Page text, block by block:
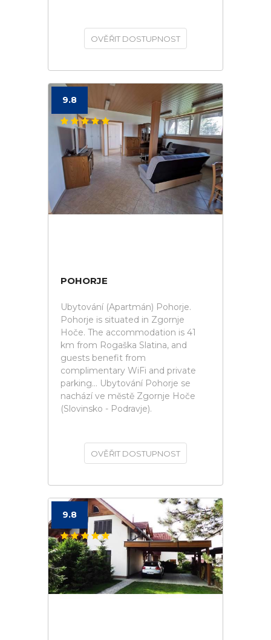
OVĚŘIT DOSTUPNOST
9.8
POHORJE
Ubytování (Apartmán) Pohorje.
Pohorje is situated in Zgornje
Hoče. The accommodation is 41
km from Rogaška Slatina, and
guests benefit from
complimentary WiFi and private
parking... Ubytování Pohorje se
nachází ve městě Zgornje Hoče
(Slovinsko - Podravje).
OVĚŘIT DOSTUPNOST
9.8